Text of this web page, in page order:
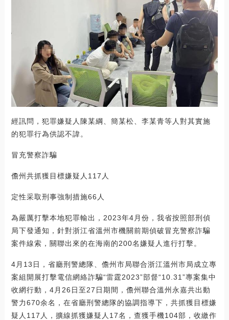
經訊問，犯罪嫌疑人陳某綱、簡某松、李某青等人對其實施
的犯罪行為供認不諱。
冒充警察詐騙
儋州共抓獲目標嫌疑人117人
定性采取刑事強制措施66人
為嚴厲打擊本地犯罪輸出，2023年4月份，我省按照部刑偵
局下發通知，針對浙江省溫州市機關前期偵破冒充警察詐騙
案件線索，關聯出來的在海南的200名嫌疑人進行打擊。
4月13日，省廳刑警總隊、儋州市局聯合浙江溫州市局成立專
案組開展打擊電信網絡詐騙“雷霆2023”部督“10.31”專案集中
收網行動，4月26日至27日期間，儋州聯合溫州永嘉共出動
警力670余名，在省廳刑警總隊的協調指導下，共抓獲目標嫌
疑人117人，擴線抓獲嫌疑人17名，查獲手機104部，收繳作